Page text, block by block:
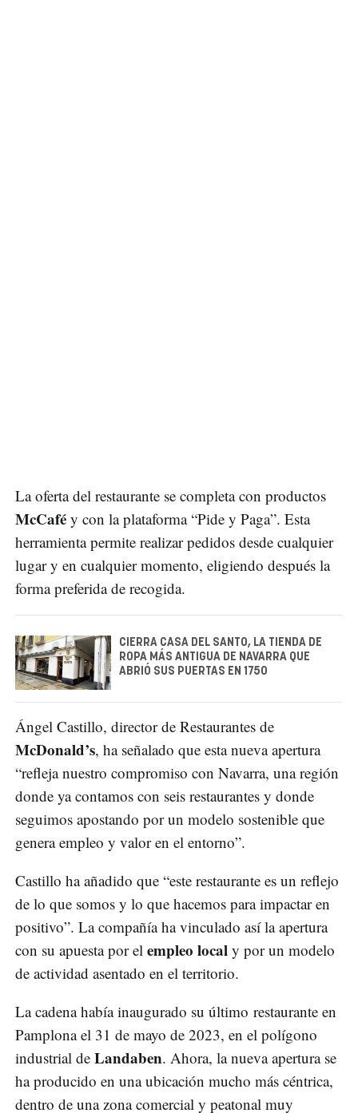
La oferta del restaurante se completa con productos
McCafé y con la plataforma “Pide y Paga”. Esta
herramienta permite realizar pedidos desde cualquier
lugar y en cualquier momento, eligiendo después la
forma preferida de recogida.
CIERRA CASA DEL SANTO, LA TIENDA DE
ROPA MÁS ANTIGUA DE NAVARRA QUE
ABRIÓ SUS PUERTAS EN 1750
Ángel Castillo, director de Restaurantes de
McDonald’s, ha señalado que esta nueva apertura
“refleja nuestro compromiso con Navarra, una región
donde ya contamos con seis restaurantes y donde
seguimos apostando por un modelo sostenible que
genera empleo y valor en el entorno”.
Castillo ha añadido que “este restaurante es un reflejo
de lo que somos y lo que hacemos para impactar en
positivo”. La compañía ha vinculado así la apertura
con su apuesta por el empleo local y por un modelo
de actividad asentado en el territorio.
La cadena había inaugurado su último restaurante en
Pamplona el 31 de mayo de 2023, en el polígono
industrial de Landaben. Ahora, la nueva apertura se
ha producido en una ubicación mucho más céntrica,
dentro de una zona comercial y peatonal muy